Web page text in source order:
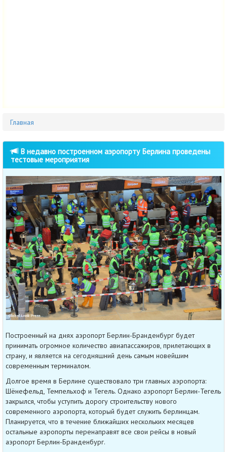
Главная
В недавно построенном аэропорту Берлина проведены
тестовые мероприятия
Построенный на днях аэропорт Берлин-Бранденбург будет
принимать огромное количество авиапассажиров, прилетающих в
страну, и является на сегодняшний день самым новейшим
современным терминалом.
Долгое время в Берлине существовало три главных аэропорта:
Шёнефельд, Темпельхоф и Тегель. Однако аэропорт Берлин-Тегель
закрылся, чтобы уступить дорогу строительству нового
современного аэропорта, который будет служить берлинцам.
Планируется, что в течение ближайших нескольких месяцев
остальные аэропорты перенаправят все свои рейсы в новый
аэропорт Берлин-Бранденбург.